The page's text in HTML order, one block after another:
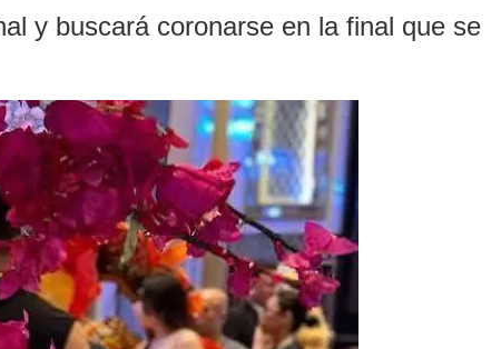
y buscará coronarse en la final que se